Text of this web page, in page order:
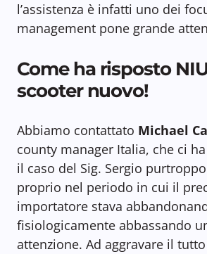
l’assistenza è infatti uno dei
management pone grande
Come ha risposto
scooter nuovo!
Abbiamo contattato Michael
county manager Italia, che ci
il caso del Sig. Sergio
proprio nel periodo in cui il
importatore stava
fisiologicamente abbassando
attenzione. Ad aggravare il